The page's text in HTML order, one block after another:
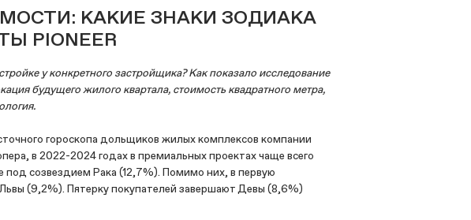
КАКИЕ ЗНАКИ ЗОДИАКА
PIONEER
у конкретного застройщика? Как показало исследование
будущего жилого квартала, стоимость квадратного метра,
гороскопа дольщиков жилых комплексов компании
в 2022-2024 годах в премиальных проектах чаще всего
созвездием Рака (12,7%). Помимо них, в первую
(9,2%). Пятерку покупателей завершают Девы (8,6%)